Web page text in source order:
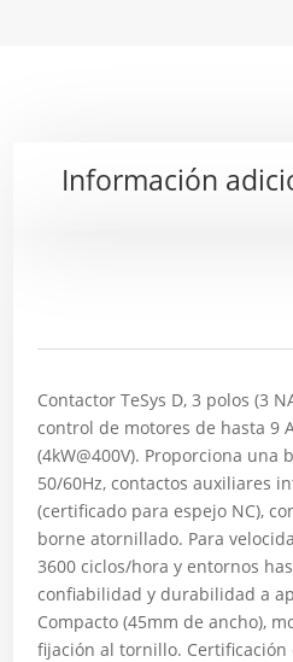
Información
Contactor TeSys D, 3 polos (3
control de motores de hasta 9
(4kW@400V). Proporciona una
50/60Hz, contactos auxiliares
(certificado para espejo NC),
borne atornillado. Para
3600 ciclos/hora y entornos
confiabilidad y durabilidad a
Compacto (45mm de ancho),
fijación al tornillo.